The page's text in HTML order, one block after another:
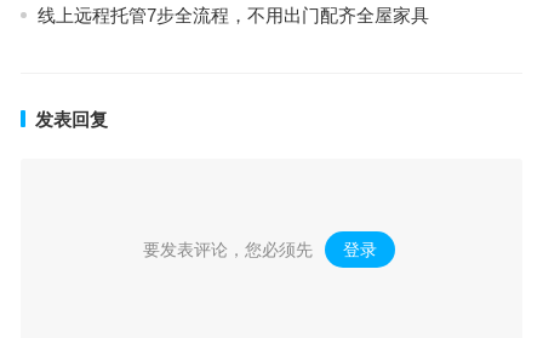
线上远程托管7步全流程，不用出门配齐全屋家具
发表回复
要发表评论，您必须先 登录 。